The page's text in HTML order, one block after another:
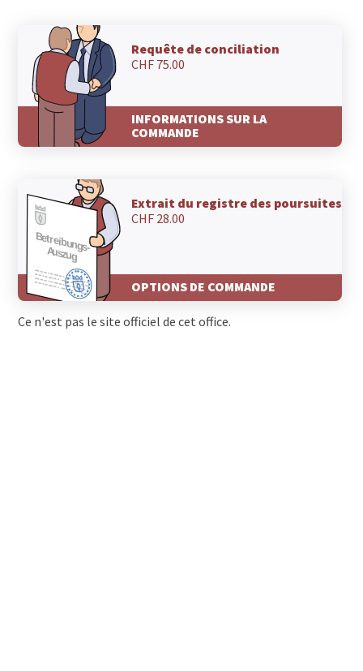
Requête de conciliation
CHF 75.00
INFORMATIONS SUR LA
COMMANDE
Extrait du registre des poursuites
CHF 28.00
OPTIONS DE COMMANDE
Ce n'est pas le site officiel de cet office.